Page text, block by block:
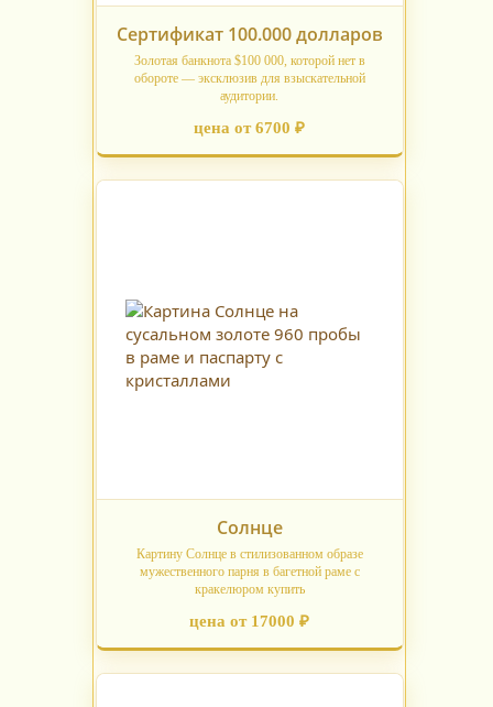
Сертификат 100.000 долларов
Золотая банкнота $100 000, которой нет в
обороте — эксклюзив для взыскательной
аудитории.
цена от 6700 ₽
Солнце
Картину Солнце в стилизованном образе
мужественного парня в багетной раме с
кракелюром купить
цена от 17000 ₽